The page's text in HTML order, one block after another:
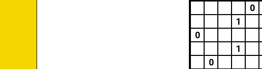
0
1
0
1
0